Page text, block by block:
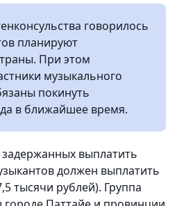
говорилось
планируют
При этом
музыкального
покинуть
в ближайшее время.
задержанных выплатить
должен выплатить
тысячи рублей). Группа